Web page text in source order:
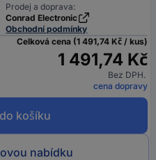
Prodej a doprava:
Conrad Electronic
Obchodní podmínky
Celková cena (1 491,74 Kč / kus)
1 491,74 Kč
Bez DPH.
cena dopravy
košíku
nabídku